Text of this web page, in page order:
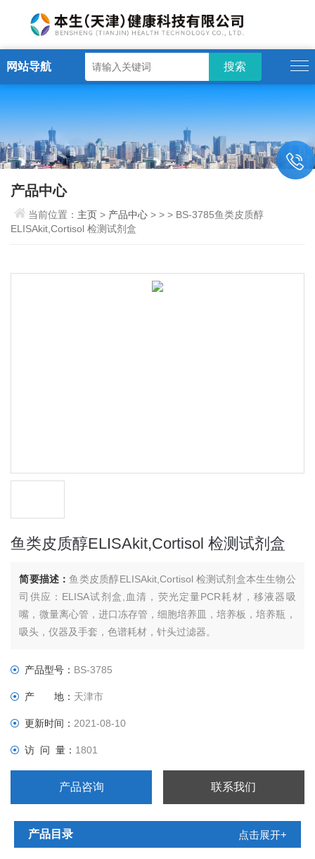
网站导航
产品中心
当前位置： 主页> 产品中心 > > > BS-3785鱼类皮质醇
ELISAkit,Cortisol 检测试剂盒
鱼类皮质醇ELISAkit,Cortisol 检测试剂盒
简要描述：鱼类皮质醇ELISAkit,Cortisol 检测试剂盒本生生物公
司供应：ELISA试剂盒,血清，荧光定量PCR耗材，移液器吸
嘴，微量离心管，进口冻存管，细胞培养皿，培养板，培养瓶，
吸头，仪器及手套，色谱耗材，针头过滤器。
产品型号： BS-3785
产 地： 天津市
更新时间：2021-08-10
访 问 量： 1801
产品咨询 联系我们
产品目录 点击展开+